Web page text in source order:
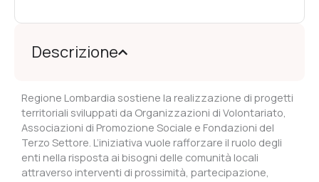
Descrizione
Regione Lombardia sostiene la realizzazione di progetti
territoriali sviluppati da Organizzazioni di Volontariato,
Associazioni di Promozione Sociale e Fondazioni del
Terzo Settore. L’iniziativa vuole rafforzare il ruolo degli
enti nella risposta ai bisogni delle comunità locali
attraverso interventi di prossimità, partecipazione,